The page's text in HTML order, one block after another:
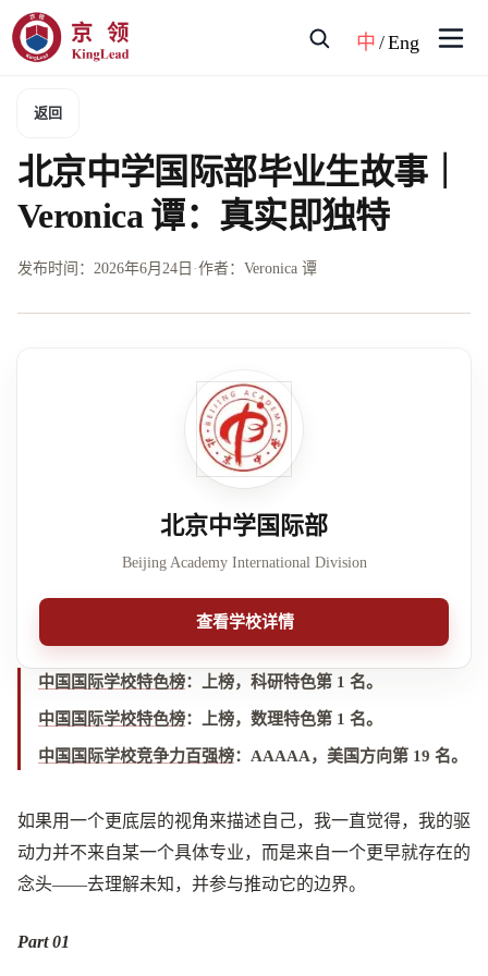
中 /Eng
返回
北京中学国际部毕业生故事｜
Veronica 谭：真实即独特
发布时间： 2026年6月24日 ·作者：Veronica 谭
中国国际学校特色榜： 上榜，科研特色第 1 名。
中国国际学校特色榜： 上榜，数理特色第 1 名。
中国国际学校竞争力百强榜： AAAAA，美国方向第 19 名。
如果用一个更底层的视角来描述自己，我一直觉得，我的驱
动力并不来自某一个具体专业，而是来自一个更早就存在的
念头——去理解未知，并参与推动它的边界。
Part 01
北京中学国际部
Beijing Academy International Division
查看学校详情